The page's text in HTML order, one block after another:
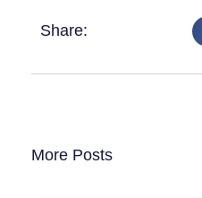
Share:
More Posts